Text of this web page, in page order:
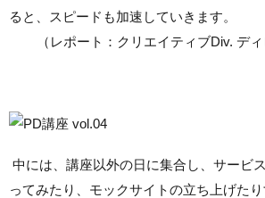
ると、スピードも加速していきます。
（レポート：クリエイティブDiv. デ
中には、講座以外の日に集合し、サービ
ってみたり、モックサイトの立ち上げた